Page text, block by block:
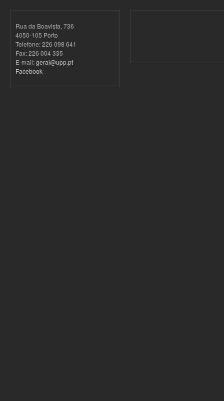
Rua da Boavista, 736
4050-105 Porto
Telefone: 226 098 641
Fax: 226 004 335
E-mail:geral@upp.pt
Facebook